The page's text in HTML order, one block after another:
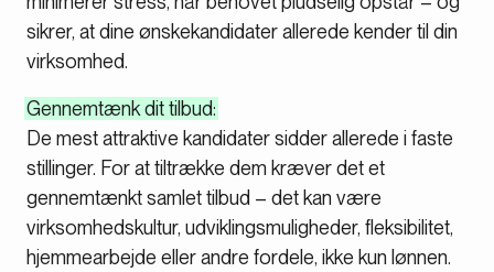
sikrer, at dine ønskekandidater allerede kender til din
virksomhed.
Gennemtænk dit tilbud:
De mest attraktive kandidater sidder allerede i faste
stillinger. For at tiltrække dem kræver det et
gennemtænkt samlet tilbud – det kan være
virksomheds­kultur, udviklingsmuligheder, fleksibilitet,
hjemmearbejde eller andre fordele, ikke kun lønnen.